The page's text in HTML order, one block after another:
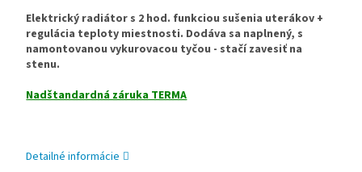
Elektrický radiátor s 2 hod. funkciou sušenia uterákov +
regulácia teploty miestnosti. Dodáva sa naplnený, s
namontovanou vykurovacou tyčou - stačí zavesiť na
stenu.
Nadštandardná záruka TERMA
Detailné informácie